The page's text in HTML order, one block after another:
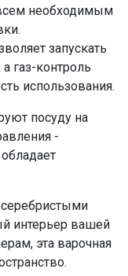
необходимым
запускать
газ-контроль
использования.
посуду на
-
интерьер вашей
эта варочная